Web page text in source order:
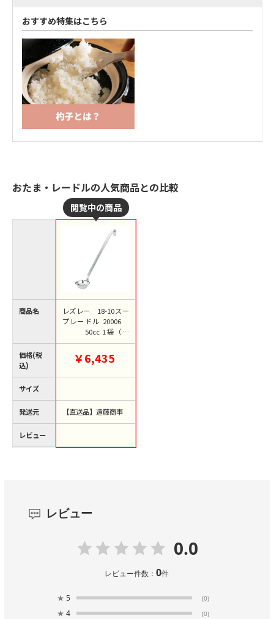
おすすめ特集はこちら
おたま・レードルの人気商品との比較
商品名
価格(税
込)
サイズ
発送元
レビュー
レズレー 18-10スー
プレードル 20006
50cc 1袋（ご
注文単位1袋）【直送
￥6,435
【直送品】遠藤商事
レビュー
0.0
レビュー件数：0件
★ 5 (0)
★ 4 (0)